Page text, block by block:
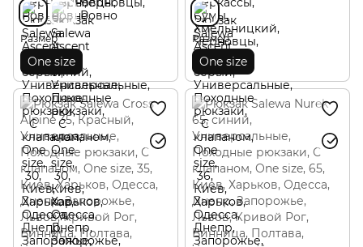
Размер
One size
Размер
One size